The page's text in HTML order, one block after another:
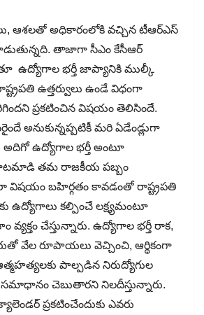
ఆశలతో అధికారంలోకి వచ్చిన టీఆర్​ఎస్​
తాజాగా సీఎం కేసీఆర్​
ఉద్యోగాల భర్తీ జాప్యానికి ముల్కీ
ఉత్తర్వులు ఉండే విధంగా
ప్రకటించిన విషయం తెలిసిందే.
అనుకున్నప్పటికీ మరి ఏడేండ్లుగా
అదిగో ఉద్యోగాల భర్తీ అంటూ
తమ రాజకీయ పబ్బం
విషయం బహిర్గతం కావడంతో రాష్ట్రపతి
ఉద్యోగాలు కల్పించే లక్ష్యమంటూ
వ్యక్తం చేస్తున్నారు. ఉద్యోగాల భర్తీ రాక,
వేల రూపాయలు వెచ్చించి, ఆర్థికంగా
పాల్పడిన నిరుద్యోగుల
సమాధానం చెబుతారని నిలదీస్తున్నారు.
ప్రకటించేందుకు ఎవరు